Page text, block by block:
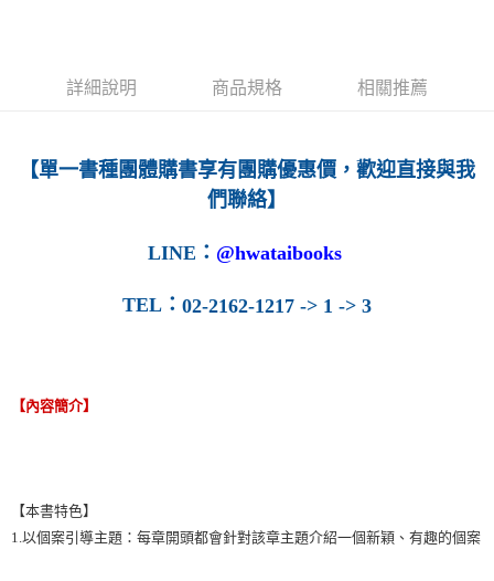
每筆NT$100
詳細說明 商品規格 相關推薦
【單一書種團體購書享有團購優惠價，歡迎直接與我
們聯絡】
LINE ： @hwataibooks
TEL ： 02-2162-1217 -> 1 -> 3
【內容簡介】
【本書特色】
1.以個案引導主題：每章開頭都會針對該章主題介紹一個新穎、有趣的個案